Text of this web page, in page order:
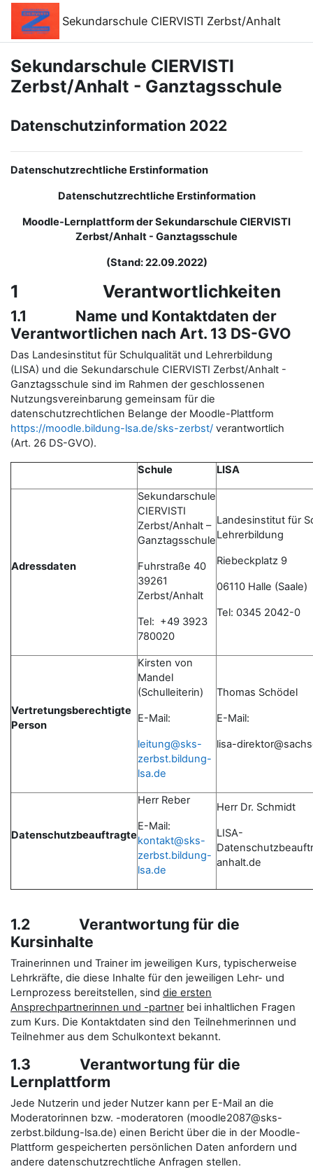
Прескочи на основното съдържание
Sekundarschule CIERVISTI Zerbst/Anhalt
Sekundarschule CIERVISTI
Zerbst/Anhalt - Ganztagsschule
Datenschutzinformation 2022
Datenschutzrechtliche Erstinformation
Datenschutzrechtliche Erstinformation
Moodle-Lernplattform der Sekundarschule CIERVISTI
Zerbst/Anhalt - Ganztagsschule
(Stand: 22.09.2022)
1 Verantwortlichkeiten
1.1 Name und Kontaktdaten der
Verantwortlichen nach Art. 13 DS-GVO
Das Landesinstitut für Schulqualität und Lehrerbildung
(LISA) und die Sekundarschule CIERVISTI Zerbst/Anhalt -
Ganztagsschule sind im Rahmen der geschlossenen
Nutzungsvereinbarung gemeinsam für die
datenschutzrechtlichen Belange der Moodle-Plattform
https://moodle.bildung-lsa.de/sks-zerbst/ verantwortlich
(Art. 26 DS-GVO).
Schule LISA
Adressdaten
Sekundarschule
CIERVISTI
Zerbst/Anhalt –
Ganztagsschule
Fuhrstraße 40
39261
Zerbst/Anhalt
Tel: +49 3923
780020
Landesinstitut für
Lehrerbildung
Riebeckplatz 9
06110 Halle (Saale)
Tel: 0345 2042-0
Vertretungsberechtigte
Person
Kirsten von
Mandel
(Schulleiterin)
E-Mail:
leitung@sks-
zerbst.bildung-
lsa.de
Thomas Schödel
E-Mail:
lisa-
Datenschutzbeauftragte
Herr Reber
E-Mail:
kontakt@sks-
zerbst.bildung-
lsa.de
Herr Dr. Schmidt
LISA-
anhalt.de
1.2 Verantwortung für die
Kursinhalte
Trainerinnen und Trainer im jeweiligen Kurs, typischerweise
Lehrkräfte, die diese Inhalte für den jeweiligen Lehr- und
Lernprozess bereitstellen, sind die ersten
Ansprechpartnerinnen und -partnerbei inhaltlichen Fragen
zum Kurs. Die Kontaktdaten sind den Teilnehmerinnen und
Teilnehmer aus dem Schulkontext bekannt.
1.3 Verantwortung für die
Lernplattform
Jede Nutzerin und jeder Nutzer kann per E-Mail an die
Moderatorinnen bzw. -moderatoren (moodle2087@sks-
zerbst.bildung-lsa.de) einen Bericht über die in der Moodle-
Plattform gespeicherten persönlichen Daten anfordern und
andere datenschutzrechtliche Anfragen stellen.